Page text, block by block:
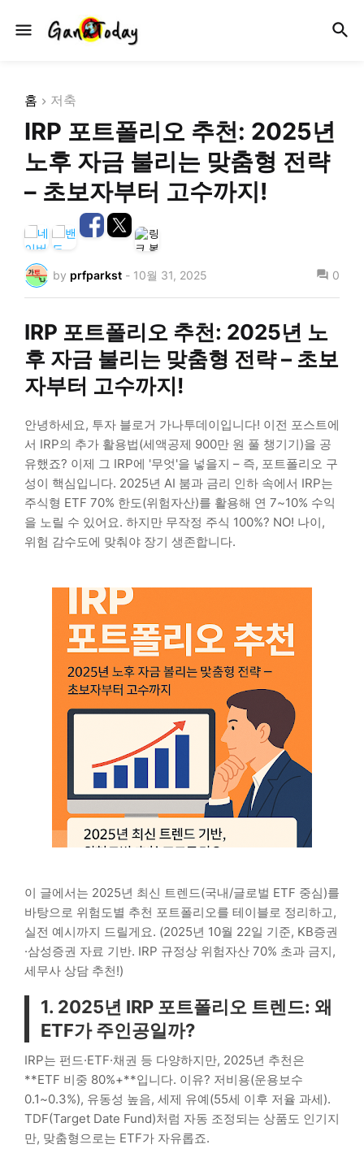
홈 저축
IRP 포트폴리오 추천: 2025년
노후 자금 불리는 맞춤형 전략
– 초보자부터 고수까지!
by prfparkst - 10월 31, 2025 0
IRP 포트폴리오 추천: 2025년 노
후 자금 불리는 맞춤형 전략 – 초보
자부터 고수까지!
안녕하세요, 투자 블로거 가나투데이입니다! 이전 포스트에
서 IRP의 추가 활용법(세액공제 900만 원 풀 챙기기)을 공
유했죠? 이제 그 IRP에 '무엇'을 넣을지 – 즉, 포트폴리오 구
성이 핵심입니다. 2025년 AI 붐과 금리 인하 속에서 IRP는
주식형 ETF 70% 한도(위험자산)를 활용해 연 7~10% 수익
을 노릴 수 있어요. 하지만 무작정 주식 100%? NO! 나이,
위험 감수도에 맞춰야 장기 생존합니다.
이 글에서는 2025년 최신 트렌드(국내/글로벌 ETF 중심)를
바탕으로 위험도별 추천 포트폴리오를 테이블로 정리하고,
실전 예시까지 드릴게요. (2025년 10월 22일 기준, KB증권
·삼성증권 자료 기반. IRP 규정상 위험자산 70% 초과 금지,
세무사 상담 추천!)
1. 2025년 IRP 포트폴리오 트렌드: 왜
ETF가 주인공일까?
IRP는 펀드·ETF·채권 등 다양하지만, 2025년 추천은
**ETF 비중 80%+**입니다. 이유? 저비용(운용보수
0.1~0.3%), 유동성 높음, 세제 유예(55세 이후 저율 과세).
TDF(Target Date Fund)처럼 자동 조정되는 상품도 인기지
만, 맞춤형으로는 ETF가 자유롭죠.